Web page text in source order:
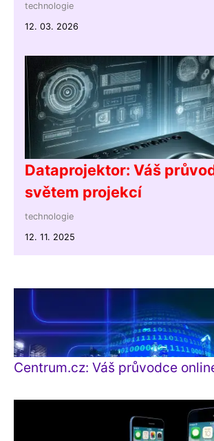
technologie
12. 03. 2026
Dataprojektor: Váš
světem projekcí
technologie
12. 11. 2025
Centrum.cz: Váš průvodce